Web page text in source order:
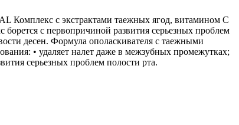
Комплекс с экстрактами таежных ягод, витамином С
с первопричиной развития серьезных проблем
десен. Формула ополаскивателя с таежными
• удаляет налет даже в межзубных промежутках;
серьезных проблем полости рта.